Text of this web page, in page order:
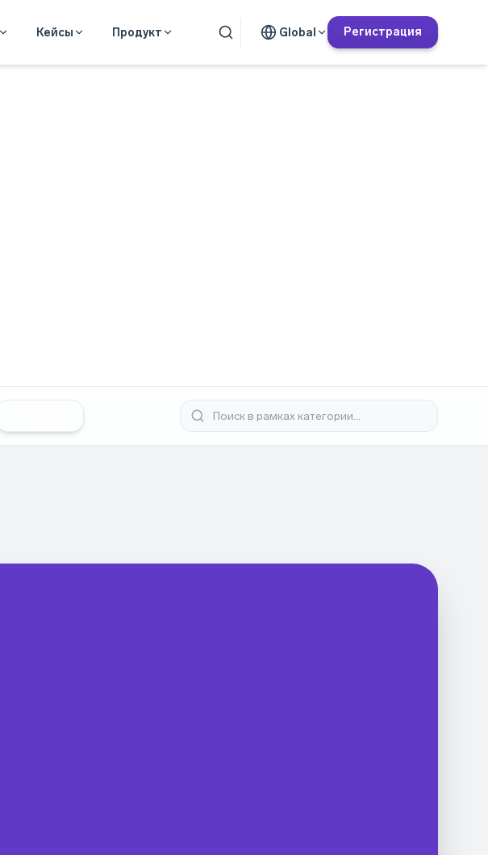
Кейсы Продукт Global Регистрация